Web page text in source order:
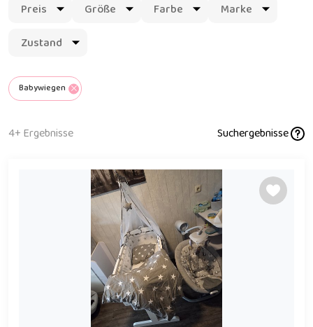
Preis Größe Farbe
Marke
Zustand
Babywiegen
4+ Ergebnisse Suchergebnisse